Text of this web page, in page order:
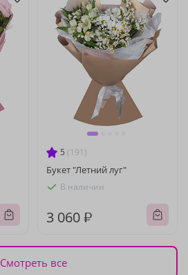
5 (191)
Букет "Летний луг"
В наличии
3 060 ₽
Смотреть все